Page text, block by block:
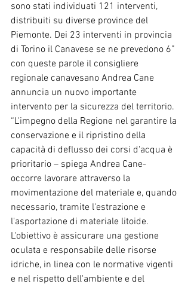
sono stati individuati 121 interventi,
distribuiti su diverse province del
Piemonte. Dei 23 interventi in provincia
di Torino il Canavese se ne prevedono 6”
con queste parole il consigliere
regionale canavesano Andrea Cane
annuncia un nuovo importante
intervento per la sicurezza del territorio.
“L'impegno della Regione nel garantire la
conservazione e il ripristino della
capacità di deflusso dei corsi d'acqua è
prioritario – spiega Andrea Cane-
occorre lavorare attraverso la
movimentazione del materiale e, quando
necessario, tramite l'estrazione e
l'asportazione di materiale litoide.
L'obiettivo è assicurare una gestione
oculata e responsabile delle risorse
idriche, in linea con le normative vigenti
e nel rispetto dell'ambiente e del